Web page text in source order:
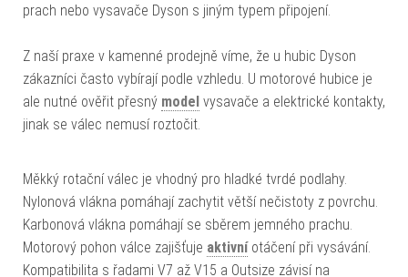
prach nebo vysavače Dyson s jiným typem připojení.
Z naší praxe v kamenné prodejně víme, že u hubic Dyson
zákazníci často vybírají podle vzhledu. U motorové hubice je
ale nutné ověřit přesný model vysavače a elektrické kontakty,
jinak se válec nemusí roztočit.
Měkký rotační válec je vhodný pro hladké tvrdé podlahy.
Nylonová vlákna pomáhají zachytit větší nečistoty z povrchu.
Karbonová vlákna pomáhají se sběrem jemného prachu.
Motorový pohon válce zajišťuje aktivníotáčení při vysávání.
Kompatibilita s řadami V7 až V15 a Outsize závisí na